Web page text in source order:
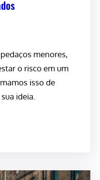
menores,
o risco em um
isso de
ideia.